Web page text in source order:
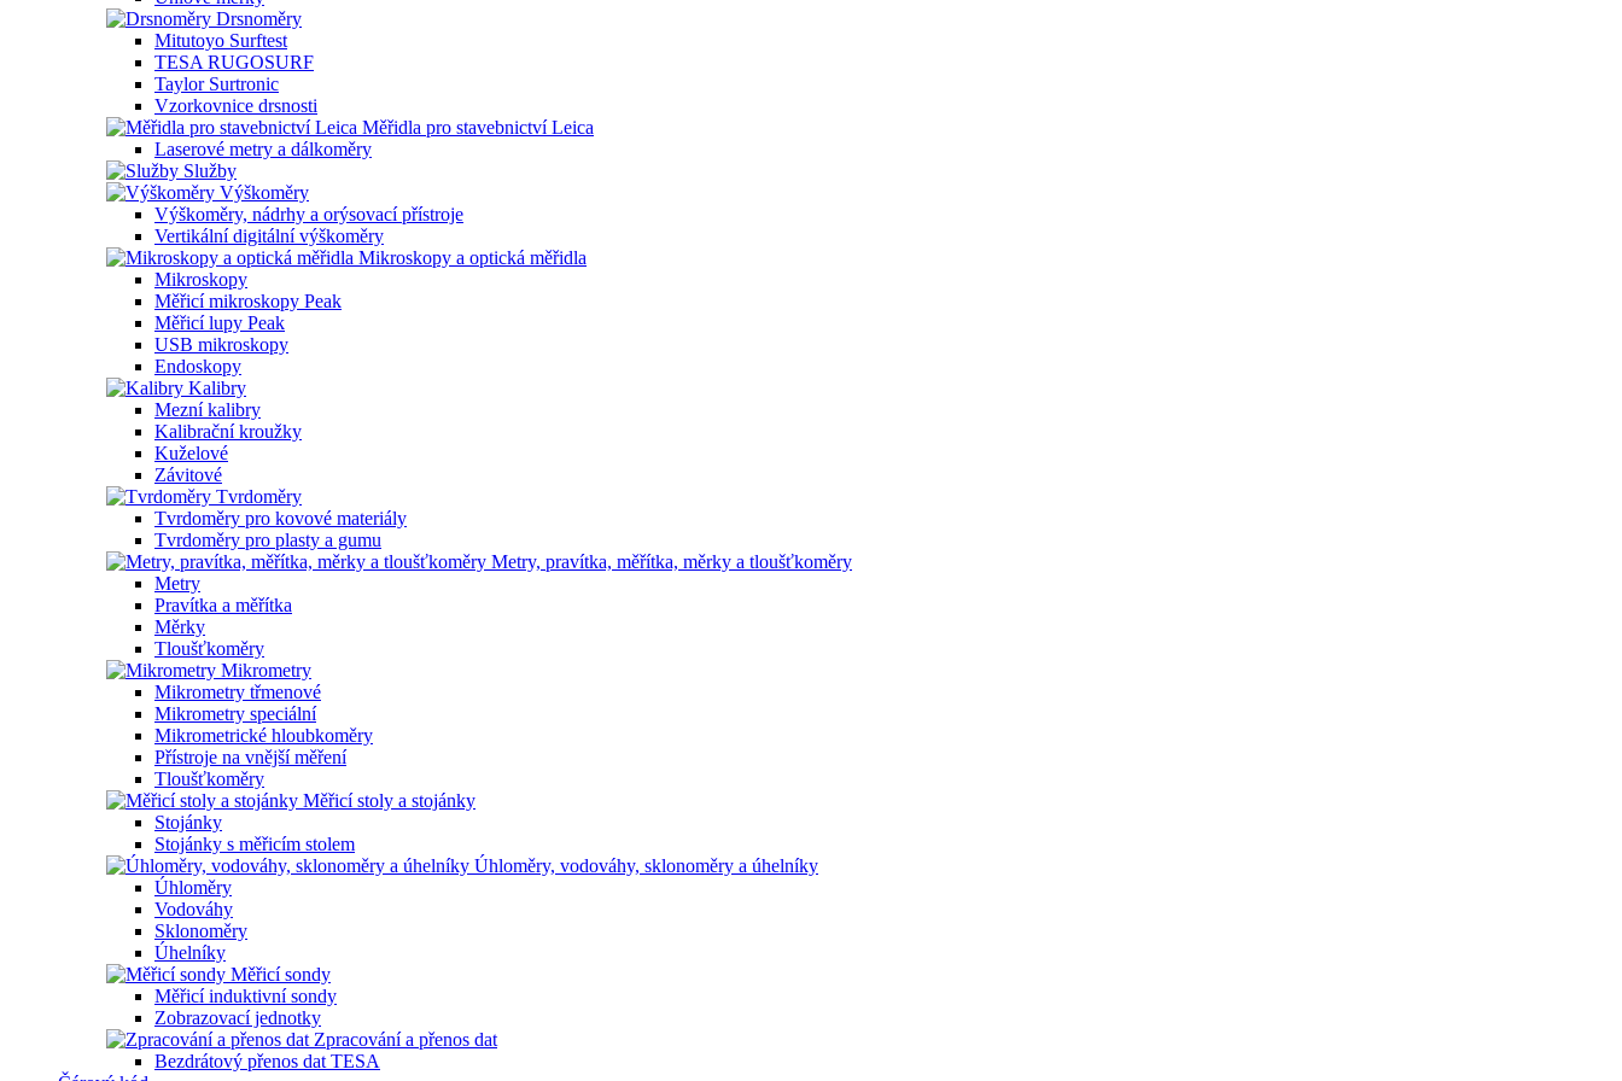
Drsnoměry
Mitutoyo Surftest
TESA RUGOSURF
Taylor Surtronic
Vzorkovnice drsnosti
Měřidla pro stavebnictví Leica
Laserové metry a dálkoměry
Služby
Výškoměry
Výškoměry, nádrhy a orýsovací přístroje
Vertikální digitální výškoměry
Mikroskopy a optická měřidla
Mikroskopy
Měřicí mikroskopy Peak
Měřicí lupy Peak
USB mikroskopy
Endoskopy
Kalibry
Mezní kalibry
Kalibrační kroužky
Kuželové
Závitové
Tvrdoměry
Tvrdoměry pro kovové materiály
Tvrdoměry pro plasty a gumu
Metry, pravítka, měřítka, měrky a tloušťkoměry
Metry
Pravítka a měřítka
Měrky
Tloušťkoměry
Mikrometry
Mikrometry třmenové
Mikrometry speciální
Mikrometrické hloubkoměry
Přístroje na vnější měření
Tloušťkoměry
Měřicí stoly a stojánky
Stojánky
Stojánky s měřicím stolem
Úhloměry, vodováhy, sklonoměry a úhelníky
Úhloměry
Vodováhy
Sklonoměry
Úhelníky
Měřicí sondy
Měřicí induktivní sondy
Zobrazovací jednotky
Zpracování a přenos dat
Bezdrátový přenos dat TESA